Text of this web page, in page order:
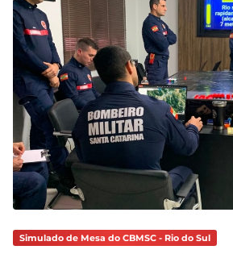
Simulado de Mesa do CBMSC - Rio do Sul